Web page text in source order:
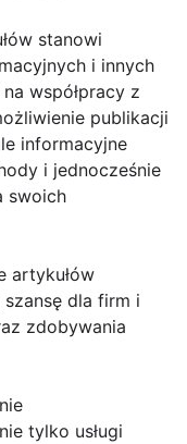
stanowi
i innych
współpracy z
publikacji
informacyjne
i jednocześnie
swoich
artykułów
dla firm i
zdobywania
tylko usługi